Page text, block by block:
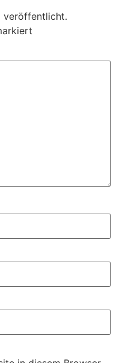
veröffentlicht.